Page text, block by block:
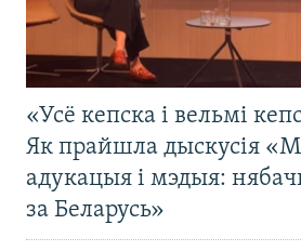
«Усё кепска і вельмі
Як прайшла дыскусія
адукацыя і мэдыя:
за Беларусь»